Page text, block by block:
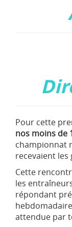
Pour cette
nos moins de
championnat
recevaient
Cette
les
répondant
attendue par